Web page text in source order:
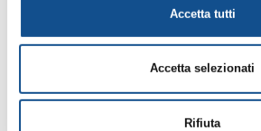
Accetta tutti
Accetta selezionati
Rifiuta
APPROFONDISCI QUI